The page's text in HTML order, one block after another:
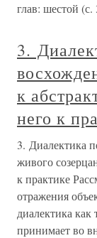
глав: шестой (с.
3.
к
него к
3. Диалектика
живого
к практике
отражения
диалектика как
принимает во